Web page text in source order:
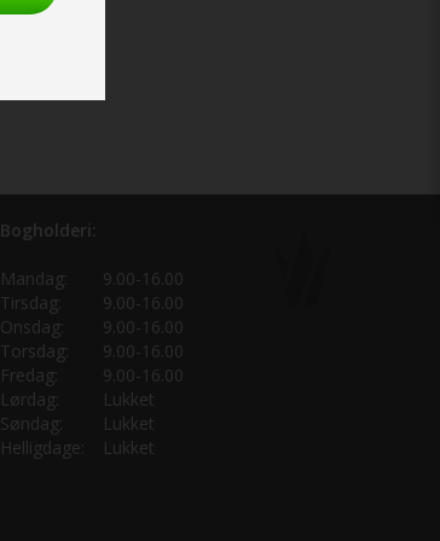
Bogholderi:
Mandag:
9.00-16.00
Tirsdag:
9.00-16.00
Onsdag:
9.00-16.00
Torsdag:
9.00-16.00
Fredag:
9.00-16.00
Lørdag:
Lukket
Søndag:
Lukket
Helligdage:
Lukket